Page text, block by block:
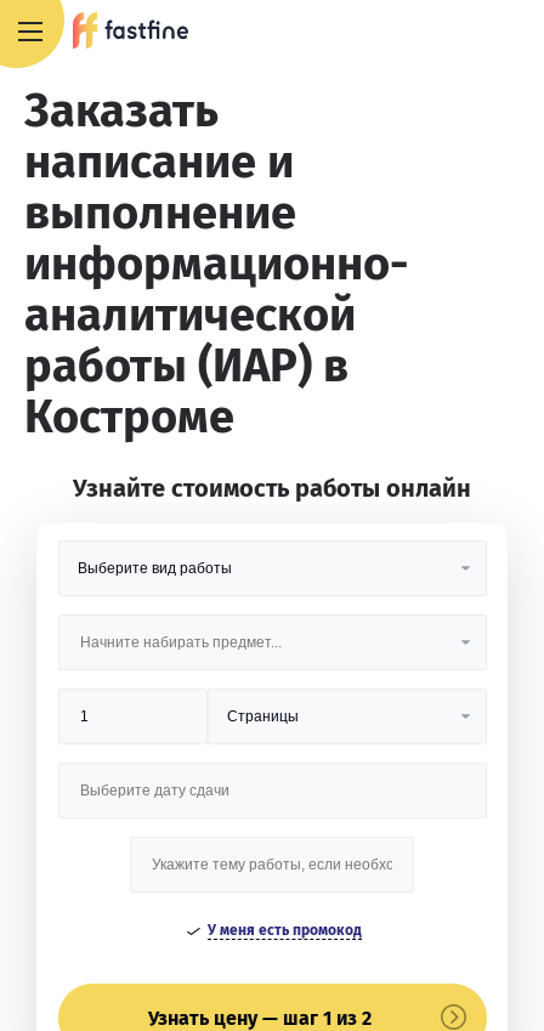
Заказать
написание и
выполнение
информационно-
аналитической
работы (ИАР) в
Костроме
Узнайте стоимость работы онлайн
У меня есть промокод
Узнать цену — шаг 1 из 2